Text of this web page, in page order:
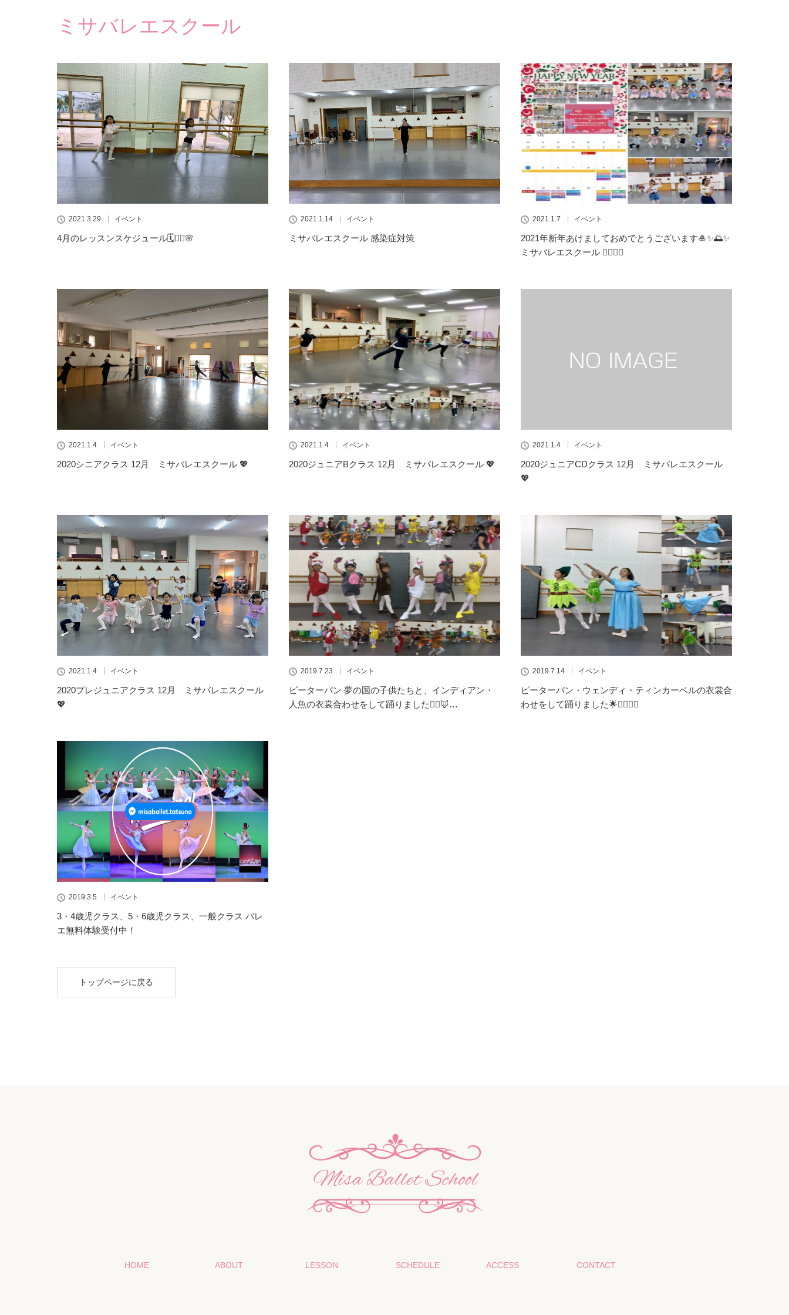
ミサバレエスクール
2021.3.29 イベント
4月のレッスンスケジュール🗓👯‍♀️🌸
2021.1.14 イベント
ミサバレエスクール 感染症対策
2021.1.7 イベント
2021年新年あけましておめでとうございます🎍✨🌅✨
ミサバレエスクール 👯‍♂️🧚‍♀️
2021.1.4 イベント
2020シニアクラス 12月 ミサバレエスクール 💖
2021.1.4 イベント
2020ジュニアBクラス 12月 ミサバレエスクール 💖
2021.1.4 イベント
2020ジュニアCDクラス 12月 ミサバレエスクール
💖
2021.1.4 イベント
2020プレジュニアクラス 12月 ミサバレエスクール
💖
2019.7.23 イベント
ピーターパン 夢の国の子供たちと、インディアン・
人魚の衣裳合わせをして踊りました👯‍♀️🦊…
2019.7.14 イベント
ピーターパン・ウェンディ・ティンカーベルの衣裳合
わせをして踊りました🌟🧚‍♀️👯‍♀️
2019.3.5 イベント
3・4歳児クラス、5・6歳児クラス、一般クラス バレ
エ無料体験受付中！
トップページに戻る
HOME ABOUT LESSON SCHEDULE ACCESS CONTACT